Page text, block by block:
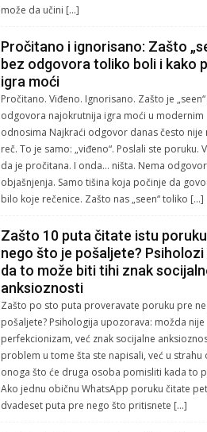
može da učini […]
Pročitano i ignorisano: Zašto
bez odgovora toliko boli i kako
igra moći
Pročitano. Viđeno. Ignorisano. Zašto je
odgovora najokrutnija igra moći u modernim
odnosima Najkraći odgovor danas često nije
reč. To je samo: „viđeno“. Poslali ste poruku.
da je pročitana. I onda… ništa. Nema
objašnjenja. Samo tišina koja počinje da
bilo koje rečenice. Zašto nas „seen“ toliko […]
Zašto 10 puta čitate istu
nego što je pošaljete? Psiholozi
da to može biti tihi znak
anksioznosti
Zašto po sto puta proveravate poruku pre
pošaljete? Psihologija upozorava: možda nije
perfekcionizam, već znak socijalne
problem u tome šta ste napisali, već u strahu
onoga što će druga osoba pomisliti kada to
Ako jednu običnu WhatsApp poruku čitate
dvadeset puta pre nego što pritisnete […]